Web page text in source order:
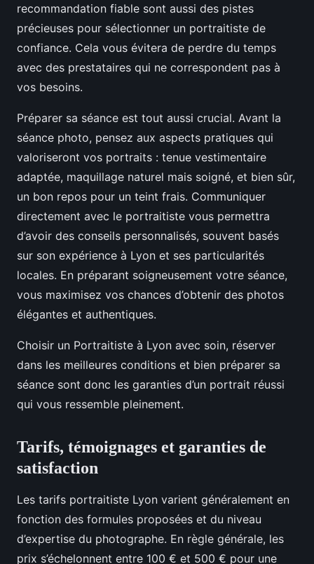
recommandation fiable sont aussi des pistes
précieuses pour sélectionner un portraitiste de
confiance. Cela vous évitera de perdre du temps
avec des prestataires qui ne correspondent pas à
vos besoins.
Préparer sa séance est tout aussi crucial. Avant la
séance photo, pensez aux aspects pratiques qui
valoriseront vos portraits : tenue vestimentaire
adaptée, maquillage naturel mais soigné, et bien sûr,
un bon repos pour un teint frais. Communiquer
directement avec le portraitiste vous permettra
d’avoir des conseils personnalisés, souvent basés
sur son expérience à Lyon et ses particularités
locales. En préparant soigneusement votre séance,
vous maximisez vos chances d’obtenir des photos
élégantes et authentiques.
Choisir un Portraitiste à Lyon avec soin, réserver
dans les meilleures conditions et bien préparer sa
séance sont donc les garanties d’un portrait réussi
qui vous ressemble pleinement.
Tarifs, témoignages et garanties de
satisfaction
Les tarifs portraitiste Lyon varient généralement en
fonction des formules proposées et du niveau
d’expertise du photographe. En règle générale, les
prix s’échelonnent entre 100 € et 500 € pour une